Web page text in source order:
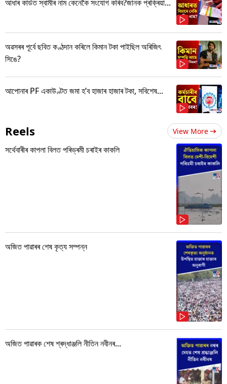
আধাৰ কাৰ্ডত স্বামীৰ নাম কেনেকৈ সংযোগ কৰিব?জানক প্ৰক্ৰিয়া...
অৱসৰৰ পূৰ্বে ছবিত কণ্ঠদান কৰিলে কিমান টকা পাইছিল অৰিজিৎ
সিঙে?
আপোনাৰ PF একাউণ্টত জমা হ’ব হাজাৰ হাজাৰ টকা, সবিশেষ...
Reels View More
সৰ্থেবাৰীৰ কাপলা বিলত পৰিভ্ৰমী চৰাইৰ কাকলি
অজিত পাৱাৰৰ শেষ কৃত্য সম্পন্ন
অজিত পাৱাৰক শেষ শ্ৰদ্ধাঞ্জলি নীতিন নবীনৰ...